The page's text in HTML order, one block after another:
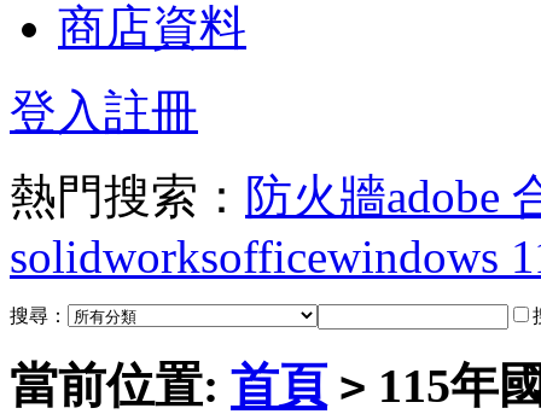
商店資料
登入註冊
熱門搜索： 防火牆adobe
solidworksofficewindows
搜尋：
當前位置: 首頁 > 115年